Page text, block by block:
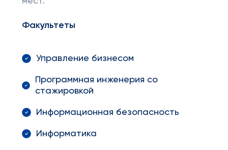
Факультеты
Управление бизнесом
Программная инженерия со
стажировкой
Информационная безопасность
Информатика